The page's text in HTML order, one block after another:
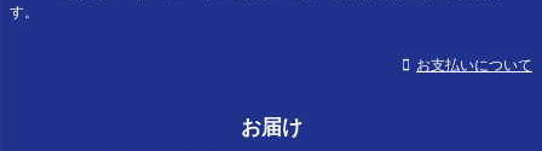
す。
お支払いについて
お届け